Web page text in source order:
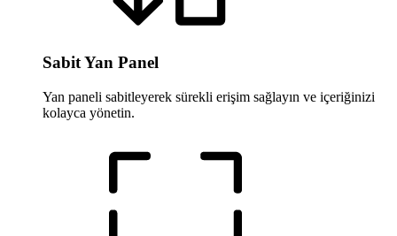
Sabit Yan Panel
Yan paneli sabitleyerek sürekli erişim sağlayın ve içeriğinizi
kolayca yönetin.